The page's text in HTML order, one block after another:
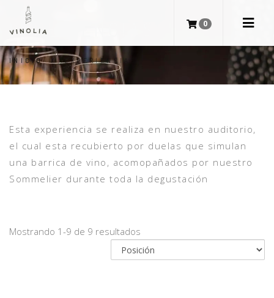
0
EXPERIENCIAS
INICIO/EXPERIENCIAS
Esta experiencia se realiza en nuestro auditorio,
el cual esta recubierto por duelas que simulan
una barrica de vino, acomopañados por nuestro
Sommelier durante toda la degustación
Mostrando 1-9 de 9 resultados